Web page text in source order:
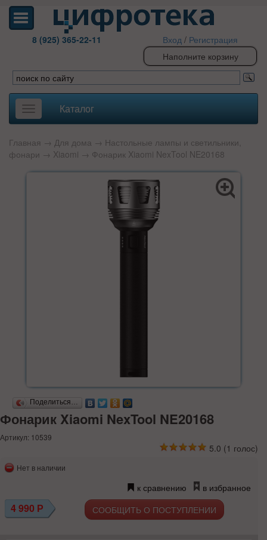
8 (925) 365-22-11 Вход / Регистрация
Наполните корзину
Toggle
navigation
Каталог
Главная → Для дома → Настольные лампы и светильники,
фонари → Xiaomi → Фонарик Xiaomi NexTool NE20168
Поделиться…
Фонарик Xiaomi NexTool NE20168
Артикул: 10539
5.0 (1 голос)
Нет в наличии
к сравнению в избранное
4 990 Р СООБЩИТЬ О ПОСТУПЛЕНИИ